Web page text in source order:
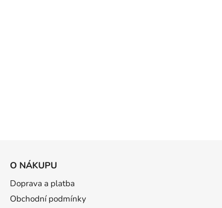
O NÁKUPU
Doprava a platba
Obchodní podmínky